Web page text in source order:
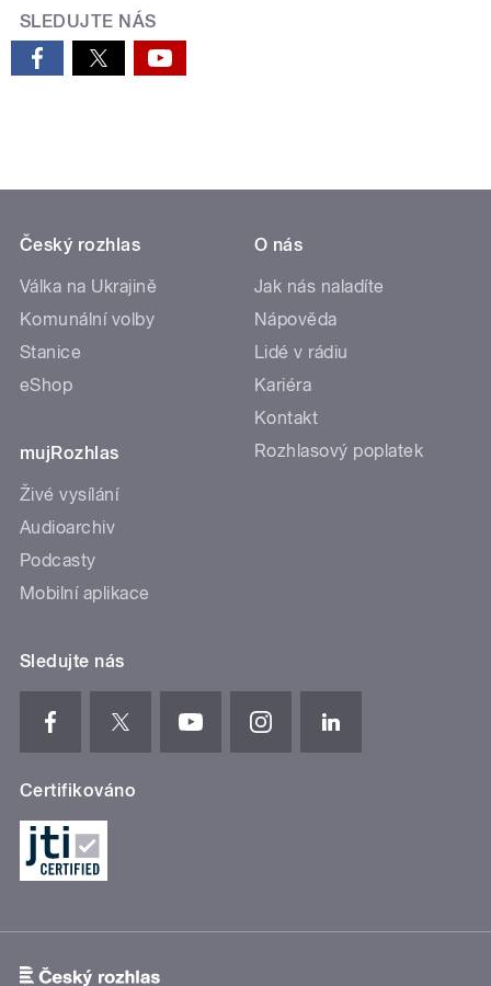
SLEDUJTE NÁS
Český rozhlas
Válka na Ukrajině
Komunální volby
Stanice
eShop
mujRozhlas
Živé vysílání
Audioarchiv
Podcasty
Mobilní aplikace
O nás
Jak nás naladíte
Nápověda
Lidé v rádiu
Kariéra
Kontakt
Rozhlasový poplatek
Sledujte nás
Certifikováno